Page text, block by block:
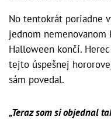
No tentokrát poriadne
jednom
Halloween končí.
tejto úspešnej
sám povedal.
„Teraz som si objednal